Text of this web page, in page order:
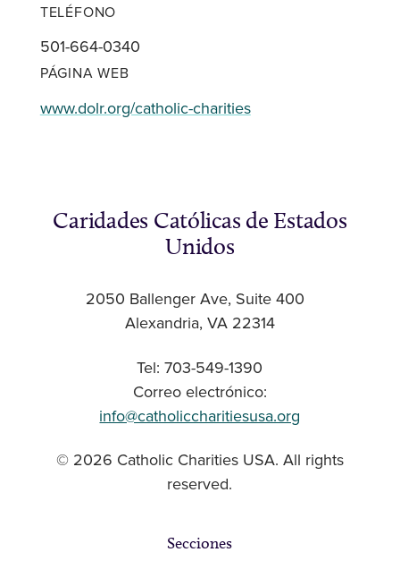
TELÉFONO
501-664-0340
PÁGINA WEB
www.dolr.org/catholic-charities
Caridades Católicas de Estados
Unidos
2050 Ballenger Ave, Suite 400
Alexandria, VA 22314
Tel: 703-549-1390
Correo electrónico:
info@catholiccharitiesusa.org
© 2026 Catholic Charities USA. All rights
reserved.
Secciones